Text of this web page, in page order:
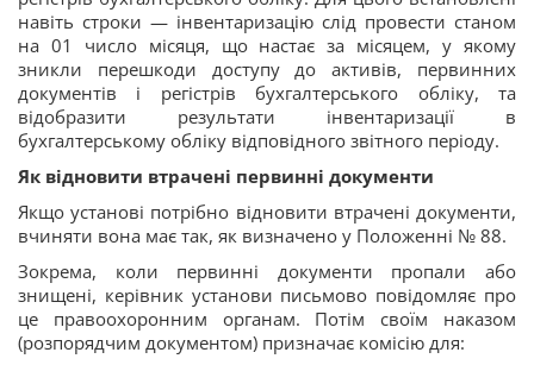
навіть строки — інвентаризацію слід провести станом
на 01 число місяця, що настає за місяцем, у якому
зникли перешкоди доступу до активів, первинних
документів і регістрів бухгалтерського обліку, та
відобразити результати інвентаризації в
бухгалтерському обліку відповідного звітного періоду.
Як відновити втрачені первинні документи
Якщо установі потрібно відновити втрачені документи,
вчиняти вона має так, як визначено у Положенні № 88.
Зокрема, коли первинні документи пропали або
знищені, керівник установи письмово повідомляє про
це правоохоронним органам. Потім своїм наказом
(розпорядчим документом) призначає комісію для: